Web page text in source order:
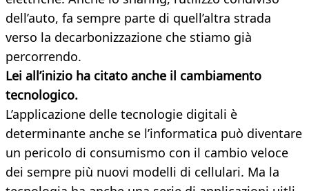
dell’auto, fa sempre parte di quell’altra strada
verso la decarbonizzazione che stiamo già
percorrendo.
Lei all’inizio ha citato anche il cambiamento
tecnologico.
L’applicazione delle tecnologie digitali è
determinante anche se l’informatica può diventare
un pericolo di consumismo con il cambio veloce
dei sempre più nuovi modelli di cellulari. Ma la